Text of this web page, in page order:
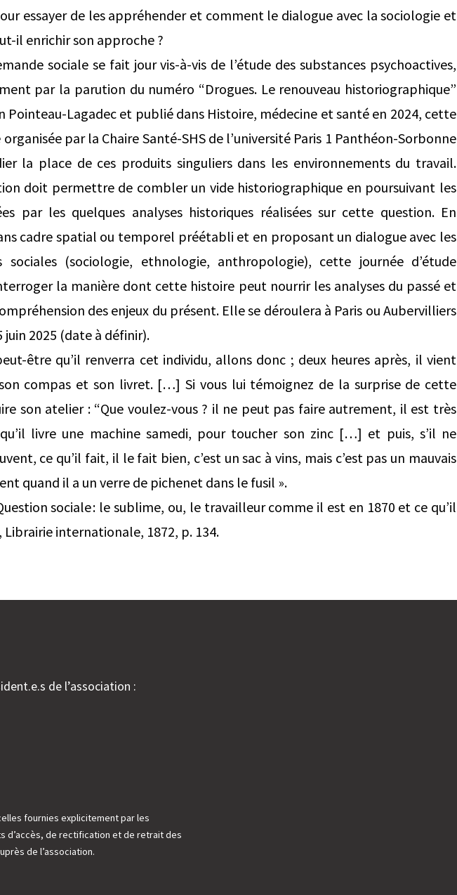
essayer de les appréhender et comment le dialogue avec la sociologie et
il enrichir son approche ?
sociale se fait jour vis-à-vis de l’étude des substances psychoactives,
par la parution du numéro “Drogues. Le renouveau historiographique”
Pointeau-Lagadec et publié dans Histoire, médecine et santé en 2024, cette
organisée par la Chaire Santé-SHS de l’université Paris 1 Panthéon-Sorbonne
la place de ces produits singuliers dans les environnements du travail.
doit permettre de combler un vide historiographique en poursuivant les
par les quelques analyses historiques réalisées sur cette question. En
cadre spatial ou temporel préétabli et en proposant un dialogue avec les
sociales (sociologie, ethnologie, anthropologie), cette journée d’étude
la manière dont cette histoire peut nourrir les analyses du passé et
des enjeux du présent. Elle se déroulera à Paris ou Aubervilliers
juin 2025 (date à définir).
être qu’il renverra cet individu, allons donc ; deux heures après, il vient
compas et son livret. […] Si vous lui témoignez de la surprise de cette
son atelier : “Que voulez-vous ? il ne peut pas faire autrement, il est très
livre une machine samedi, pour toucher son zinc […] et puis, s’il ne
ce qu’il fait, il le fait bien, c’est un sac à vins, mais c’est pas un mauvais
quand il a un verre de pichenet dans le fusil ».
sociale : le sublime, ou, le travailleur comme il est en 1870 et ce qu’il
Librairie internationale, 1872, p. 134.
de l’association :
fournies explicitement par les
d’accès, de rectification et de retrait des
de l’association.